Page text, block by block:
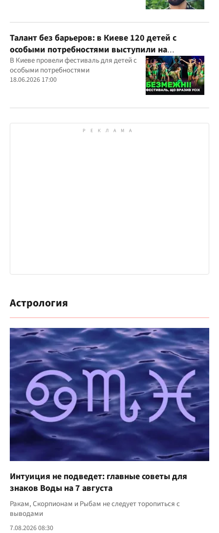
Талант без барьеров: в Киеве 120 детей с
особыми потребностями выступили на
всеукраинском фестивале
В Киеве провели фестиваль для детей с
особыми потребностями
18.06.2026 17:00
Астрология
Интуиция не подведет: главные советы для
знаков Воды на 7 августа
Ракам, Скорпионам и Рыбам не следует торопиться с
выводами
7.08.2026 08:30